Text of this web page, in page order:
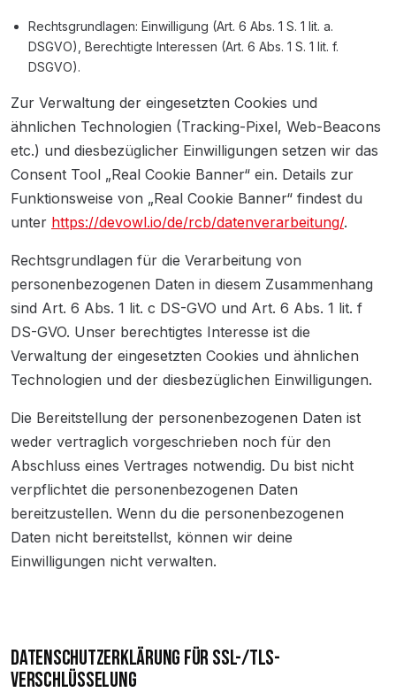
Rechtsgrundlagen: Einwilligung (Art. 6 Abs. 1 S. 1 lit. a.
DSGVO), Berechtigte Interessen (Art. 6 Abs. 1 S. 1 lit. f.
DSGVO).
Zur Verwaltung der eingesetzten Cookies und
ähnlichen Technologien (Tracking-Pixel, Web-Beacons
etc.) und diesbezüglicher Einwilligungen setzen wir das
Consent Tool „Real Cookie Banner“ ein. Details zur
Funktionsweise von „Real Cookie Banner“ findest du
unter https://devowl.io/de/rcb/datenverarbeitung/.
Rechtsgrundlagen für die Verarbeitung von
personenbezogenen Daten in diesem Zusammenhang
sind Art. 6 Abs. 1 lit. c DS-GVO und Art. 6 Abs. 1 lit. f
DS-GVO. Unser berechtigtes Interesse ist die
Verwaltung der eingesetzten Cookies und ähnlichen
Technologien und der diesbezüglichen Einwilligungen.
Die Bereitstellung der personenbezogenen Daten ist
weder vertraglich vorgeschrieben noch für den
Abschluss eines Vertrages notwendig. Du bist nicht
verpflichtet die personenbezogenen Daten
bereitzustellen. Wenn du die personenbezogenen
Daten nicht bereitstellst, können wir deine
Einwilligungen nicht verwalten.
DATENSCHUTZERKLÄRUNG FÜR SSL-/TLS-
VERSCHLÜSSELUNG